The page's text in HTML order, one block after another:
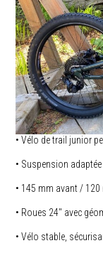
• Vélo de trail junior
• Suspension
• 145 mm avant / 120
• Roues 24″ avec
• Vélo stable,